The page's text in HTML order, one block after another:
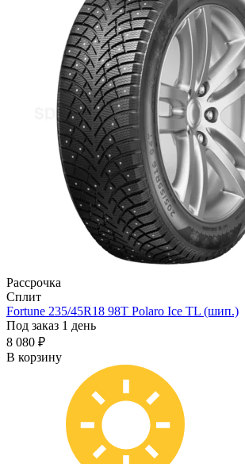
Рассрочка
Сплит
Fortune 235/45R18 98T Polaro Ice TL (шип.)
Под заказ 1 день
8 080 ₽
В корзину